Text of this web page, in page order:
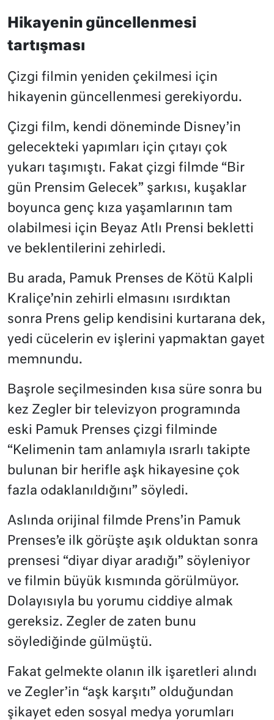
Hikayenin güncellenmesi
tartışması
Çizgi filmin yeniden çekilmesi için
hikayenin güncellenmesi gerekiyordu.
Çizgi film, kendi döneminde Disney’in
gelecekteki yapımları için çıtayı çok
yukarı taşımıştı. Fakat çizgi filmde “Bir
gün Prensim Gelecek” şarkısı, kuşaklar
boyunca genç kıza yaşamlarının tam
olabilmesi için Beyaz Atlı Prensi bekletti
ve beklentilerini zehirledi.
Bu arada, Pamuk Prenses de Kötü Kalpli
Kraliçe’nin zehirli elmasını ısırdıktan
sonra Prens gelip kendisini kurtarana dek,
yedi cücelerin ev işlerini yapmaktan gayet
memnundu.
Başrole seçilmesinden kısa süre sonra bu
kez Zegler bir televizyon programında
eski Pamuk Prenses çizgi filminde
“Kelimenin tam anlamıyla ısrarlı takipte
bulunan bir herifle aşk hikayesine çok
fazla odaklanıldığını” söyledi.
Aslında orijinal filmde Prens’in Pamuk
Prenses’e ilk görüşte aşık olduktan sonra
prensesi “diyar diyar aradığı” söyleniyor
ve filmin büyük kısmında görülmüyor.
Dolayısıyla bu yorumu ciddiye almak
gereksiz. Zegler de zaten bunu
söylediğinde gülmüştü.
Fakat gelmekte olanın ilk işaretleri alındı
ve Zegler’in “aşk karşıtı” olduğundan
şikayet eden sosyal medya yorumları